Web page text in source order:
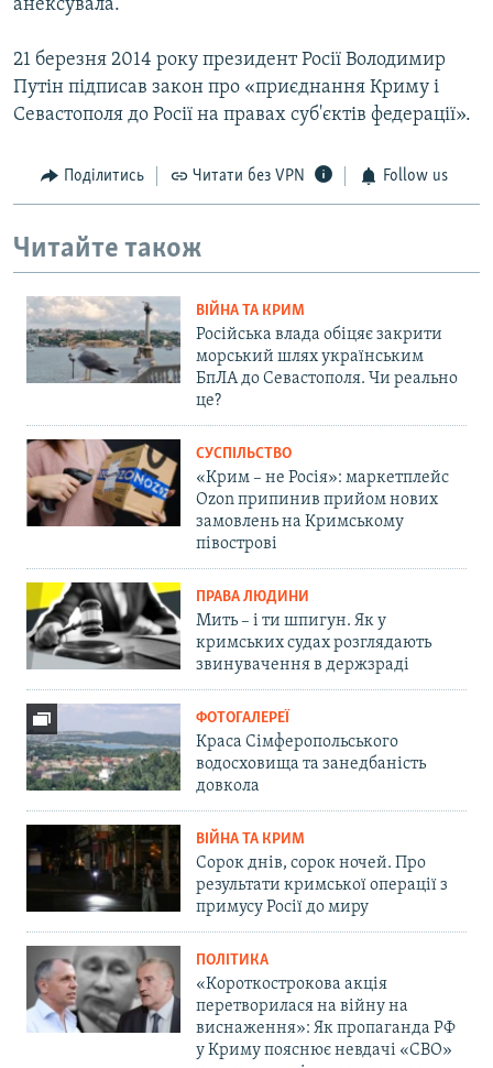
анексувала.
21 березня 2014 року президент Росії Володимир
Путін підписав закон про «приєднання Криму і
Севастополя до Росії на правах суб'єктів федерації».
Поділитись Читати без VPN Follow us
Читайте також
ВІЙНА ТА КРИМ
Російська влада обіцяє закрити
морський шлях українським
БпЛА до Севастополя. Чи реально
це?
СУСПІЛЬСТВО
«Крим – не Росія»: маркетплейс
Ozon припинив прийом нових
замовлень на Кримському
півострові
ПРАВА ЛЮДИНИ
Мить – і ти шпигун. Як у
кримських судах розглядають
звинувачення в держзраді
ФОТОГАЛЕРЕЇ
Краса Сімферопольського
водосховища та занедбаність
довкола
ВІЙНА ТА КРИМ
Сорок днів, сорок ночей. Про
результати кримської операції з
примусу Росії до миру
ПОЛІТИКА
«Короткострокова акція
перетворилася на війну на
виснаження»: Як пропаганда РФ
у Криму пояснює невдачі «СВО»